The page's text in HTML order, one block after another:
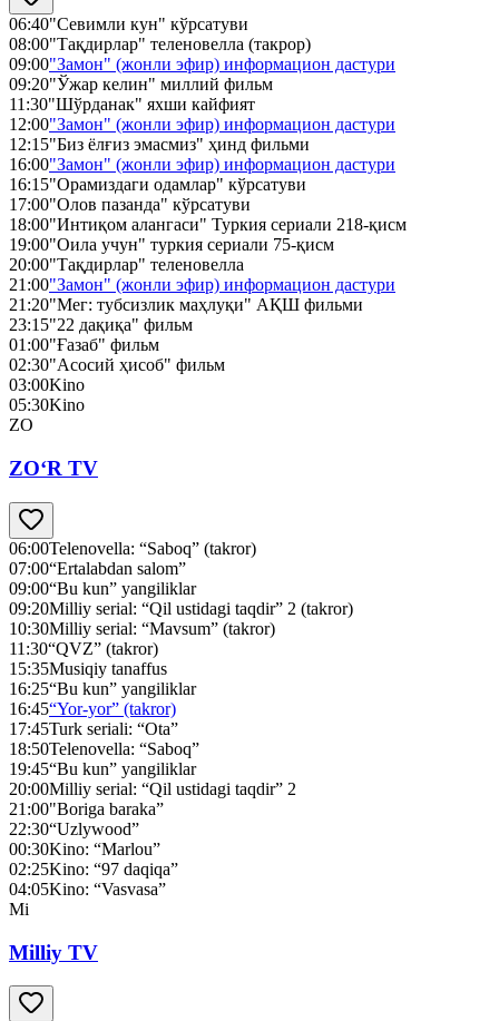
06:40"Севимли кун" кўрсатуви
08:00"Тақдирлар" теленовелла (такрор)
09:00"Замон" (жонли эфир) информацион дастури
09:20"Ўжар келин" миллий фильм
11:30"Шўрданак" яхши кайфият
12:00"Замон" (жонли эфир) информацион дастури
12:15"Биз ёлғиз эмасмиз" ҳинд фильми
16:00"Замон" (жонли эфир) информацион дастури
16:15"Орамиздаги одамлар" кўрсатуви
17:00"Олов пазанда" кўрсатуви
18:00"Интиқом алангаси" Туркия сериали 218-қисм
19:00"Оила учун" туркия сериали 75-қисм
20:00"Тақдирлар" теленовелла
21:00"Замон" (жонли эфир) информацион дастури
21:20"Мег: тубсизлик маҳлуқи" АҚШ фильми
23:15"22 дақиқа" фильм
01:00"Ғазаб" фильм
02:30"Асосий ҳисоб" фильм
03:00Kino
05:30Kino
ZO
ZO‘R TV
06:00Telenovella: “Saboq” (takror)
07:00“Ertalabdan salom”
09:00“Bu kun” yangiliklar
09:20Milliy serial: “Qil ustidagi taqdir” 2 (takror)
10:30Milliy serial: “Mavsum” (takror)
11:30“QVZ” (takror)
15:35Musiqiy tanaffus
16:25“Bu kun” yangiliklar
16:45“Yor-yor” (takror)
17:45Turk seriali: “Ota”
18:50Telenovella: “Saboq”
19:45“Bu kun” yangiliklar
20:00Milliy serial: “Qil ustidagi taqdir” 2
21:00"Boriga baraka”
22:30“Uzlywood”
00:30Kino: “Marlou”
02:25Kino: “97 daqiqa”
04:05Kino: “Vasvasa”
Mi
Milliy TV